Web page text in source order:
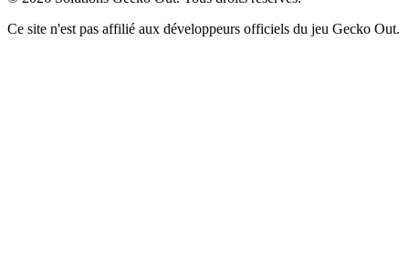
Ce site n'est pas affilié aux développeurs officiels du jeu Gecko Out.